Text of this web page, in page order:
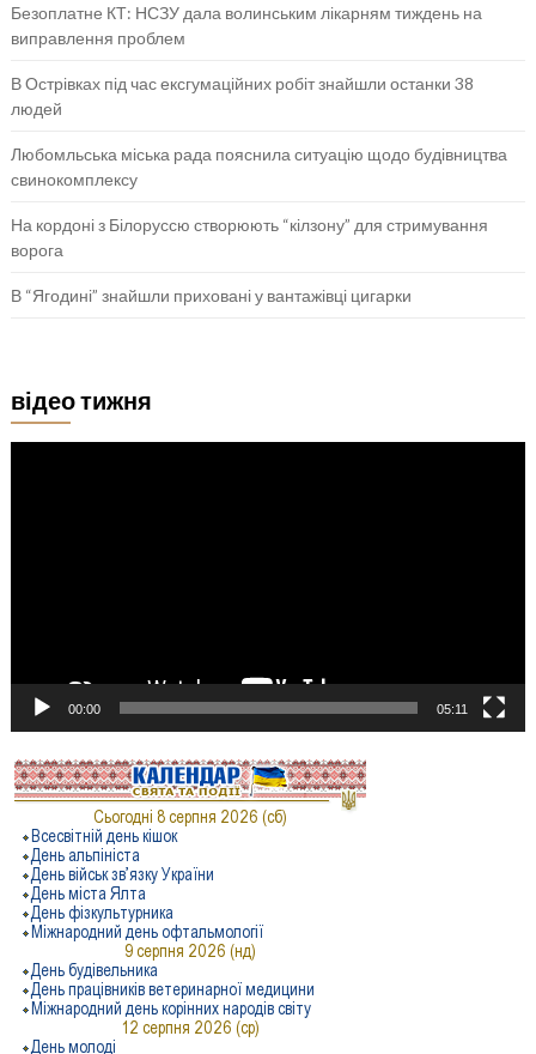
Безоплатне КТ: НСЗУ дала волинським лікарням тиждень на
виправлення проблем
В Острівках під час ексгумаційних робіт знайшли останки 38
людей
Любомльська міська рада пояснила ситуацію щодо будівництва
свинокомплексу
На кордоні з Білоруссю створюють “кілзону” для стримування
ворога
В “Ягодині” знайшли приховані у вантажівці цигарки
відео тижня
00:00 05:11